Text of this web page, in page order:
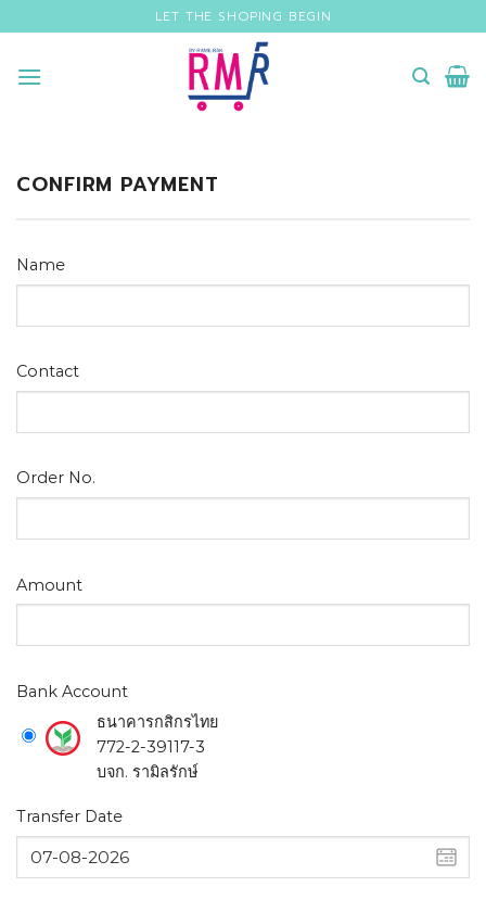
to
content
LET THE SHOPING BEGIN
CONFIRM PAYMENT
Name
Contact
Order No.
Amount
Bank Account
ธนาคารกสิกรไทย
772-2-39117-3
บจก. รามิลรักษ์
Transfer Date